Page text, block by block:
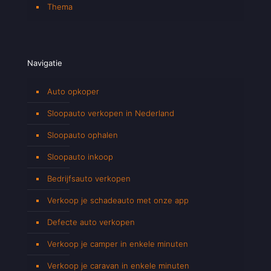
Thema
Navigatie
Auto opkoper
Sloopauto verkopen in Nederland
Sloopauto ophalen
Sloopauto inkoop
Bedrijfsauto verkopen
Verkoop je schadeauto met onze app
Defecte auto verkopen
Verkoop je camper in enkele minuten
Verkoop je caravan in enkele minuten